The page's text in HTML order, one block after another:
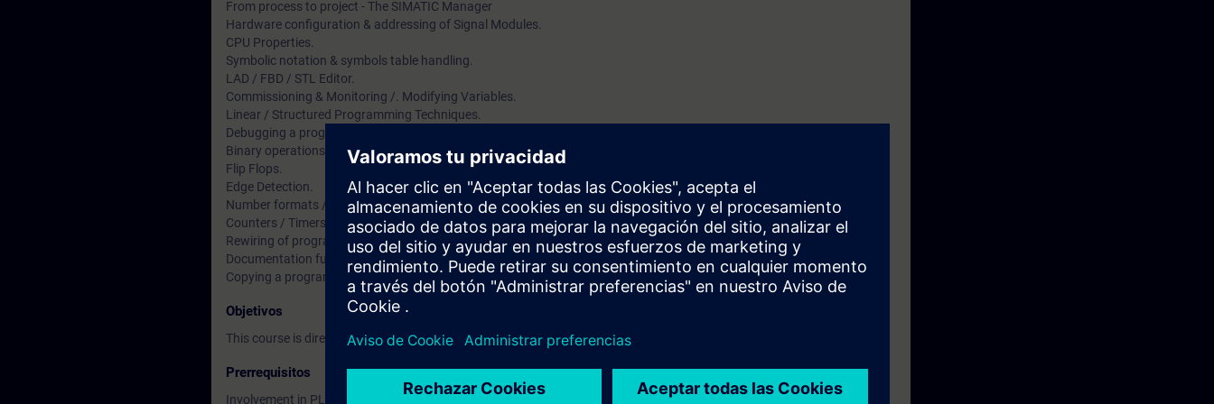
From process to project - The SIMATIC Manager
Hardware configuration & addressing of Signal Modules.
CPU Properties.
Symbolic notation & symbols table handling.
LAD / FBD / STL Editor.
Commissioning & Monitoring /. Modifying Variables.
Linear / Structured Programming Techniques.
Debugging a program.
Binary operations & gates.
Flip Flops.
Edge Detection.
Number formats / Load and Transfer operations.
Counters / Timers.
Rewiring of programs.
Documentation functions, saving and archiving.
Copying a program to a memory card.
Objetivos
This course is directed at users & maintenance personnel of SIMATIC S7 programmable controllers
Prerrequisitos
Involvement in PLC maintenance